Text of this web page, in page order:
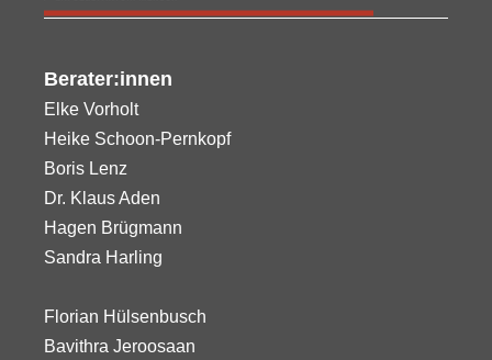
Berater:innen
Elke Vorholt
Heike Schoon-Pernkopf
Boris Lenz
Dr. Klaus Aden
Hagen Brügmann
Sandra Harling
Florian Hülsenbusch
Bavithra Jeroosaan